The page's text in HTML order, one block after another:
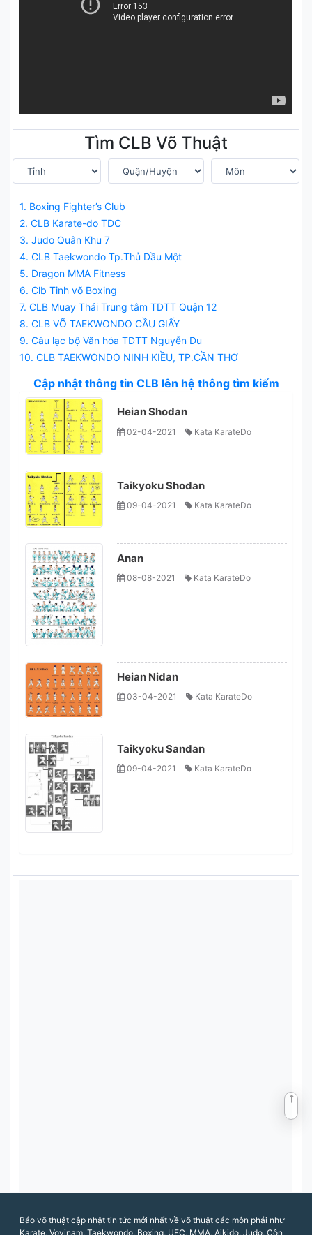
Tìm CLB Võ Thuật
1. Boxing Fighter’s Club
2. CLB Karate-do TDC
3. Judo Quân Khu 7
4. CLB Taekwondo Tp.Thủ Dầu Một
5. Dragon MMA Fitness
6. Clb Tinh võ Boxing
7. CLB Muay Thái Trung tâm TDTT Quận 12
8. CLB VÕ TAEKWONDO CẦU GIẤY
9. Câu lạc bộ Văn hóa TDTT Nguyễn Du
10. CLB TAEKWONDO NINH KIỀU, TP.CẦN THƠ
Cập nhật thông tin CLB lên hệ thông tìm kiếm
Heian Shodan
02-04-2021 Kata KarateDo
Taikyoku Shodan
09-04-2021 Kata KarateDo
Anan
08-08-2021 Kata KarateDo
Heian Nidan
03-04-2021 Kata KarateDo
Taikyoku Sandan
09-04-2021 Kata KarateDo
Báo võ thuật cập nhật tin tức mới nhất về võ thuật các môn phái như
Karate, Vovinam, Taekwondo, Boxing, UFC, MMA, Aikido, Judo, Côn